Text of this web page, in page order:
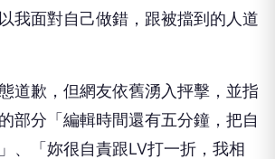
我面對自己做錯，跟被擋到的人道
道歉，但網友依舊湧入抨擊，並指
部分「編輯時間還有五分鐘，把自
、「妳很自責跟LV打一折，我相